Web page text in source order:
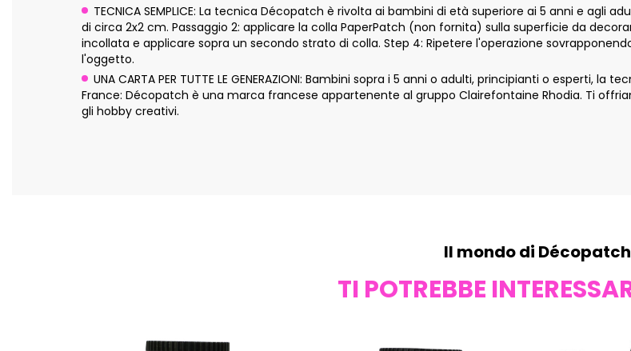
TECNICA SEMPLICE: La tecnica Décopatch è rivolta ai bambini di età superiore ai 5 anni e agli
di circa 2x2 cm. Passaggio 2: applicare la colla PaperPatch (non fornita) sulla superficie da
incollata e applicare sopra un secondo strato di colla. Step 4: Ripetere l'operazione
l'oggetto.
UNA CARTA PER TUTTE LE GENERAZIONI: Bambini sopra i 5 anni o adulti, principianti o
France: Décopatch è una marca francese appartenente al gruppo Clairefontaine Rhodia. Ti
gli hobby creativi.
Il mondo di Décopatch
TI POTREBBE